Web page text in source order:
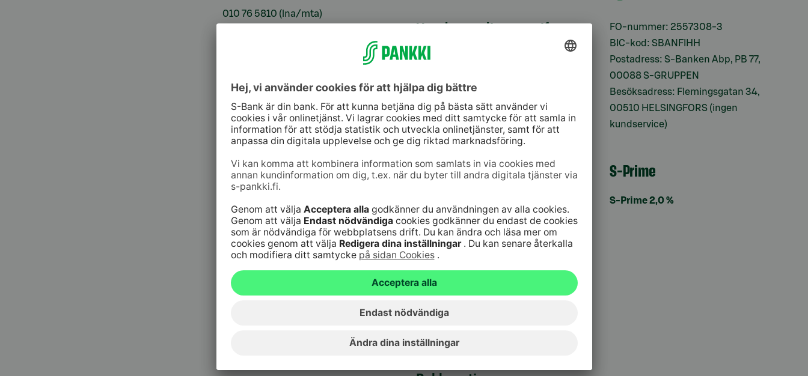
010 76 5810 (lna/mta)
h/dygn
09 6964 6820 (lna/mta)
Spärrtjänst för kort 24
h/dygn
020 333 (lna/mta)
Kontrollera
Bli kund
Serviceavgifter
Vanliga frågor
bankärenden
Fondkurser
Artiklar
Hyreslokaler
Ge respons
FO-nummer: 2557308-3
BIC-kod: SBANFIHH
Postadress: S-Banken Abp, PB 77,
00088 S-GRUPPEN
Besöksadress: Flemingsgatan 34,
00510 HELSINGFORS (ingen
kundservice)
S-Prime
S-Prime 2,0 %